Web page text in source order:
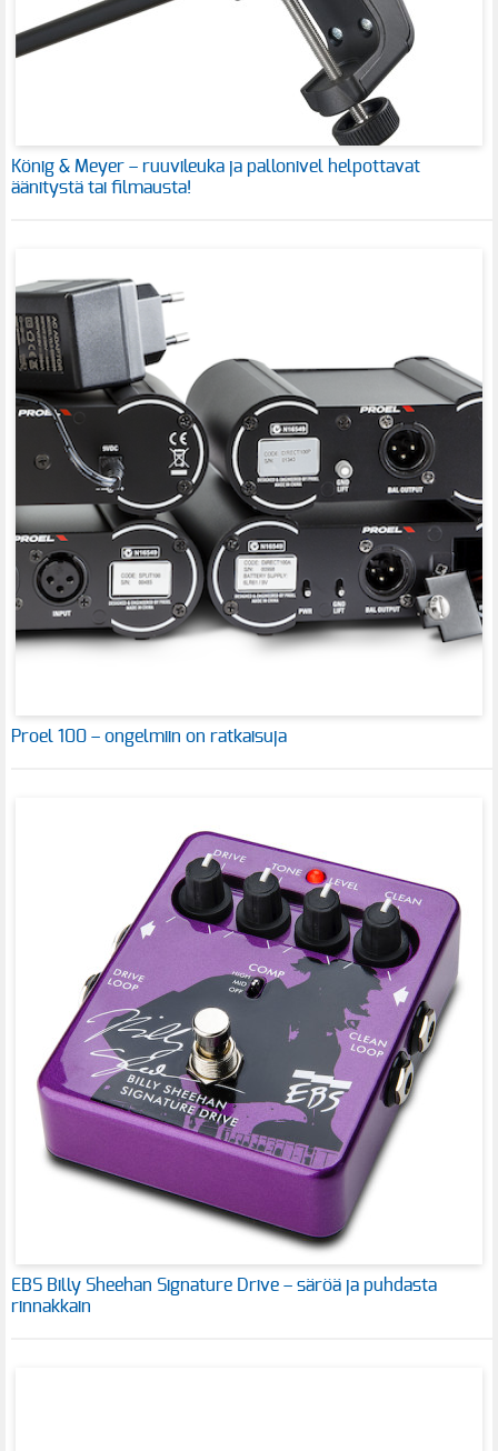
König & Meyer – ruuvileuka ja pallonivel helpottavat
äänitystä tai filmausta!
Proel 100 – ongelmiin on ratkaisuja
EBS Billy Sheehan Signature Drive – säröä ja puhdasta
rinnakkain